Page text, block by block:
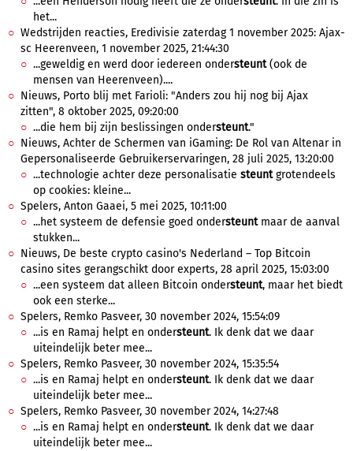
het...
Wedstrijden reacties, Eredivisie zaterdag 1 november 2025: Ajax-
sc Heerenveen, 1 november 2025, 21:44:30
...geweldig en werd door iedereen ondersteunt(ook de
mensen van Heerenveen)....
Nieuws, Porto blij met Farioli: "Anders zou hij nog bij Ajax
zitten", 8 oktober 2025, 09:20:00
...die hem bij zijn beslissingen ondersteunt."
Nieuws, Achter de Schermen van iGaming: De Rol van Altenar in
Gepersonaliseerde Gebruikerservaringen, 28 juli 2025, 13:20:00
...technologie achter deze personalisatie steuntgrotendeels
op cookies: kleine...
Spelers, Anton Gaaei, 5 mei 2025, 10:11:00
...het systeem de defensie goed ondersteuntmaar de aanval
stukken...
Nieuws, De beste crypto casino's Nederland – Top Bitcoin
casino sites gerangschikt door experts, 28 april 2025, 15:03:00
...een systeem dat alleen Bitcoin ondersteunt, maar het biedt
ook een sterke...
Spelers, Remko Pasveer, 30 november 2024, 15:54:09
...is en Ramaj helpt en ondersteunt. Ik denk dat we daar
uiteindelijk beter mee...
Spelers, Remko Pasveer, 30 november 2024, 15:35:54
...is en Ramaj helpt en ondersteunt. Ik denk dat we daar
uiteindelijk beter mee...
Spelers, Remko Pasveer, 30 november 2024, 14:27:48
...is en Ramaj helpt en ondersteunt. Ik denk dat we daar
uiteindelijk beter mee...